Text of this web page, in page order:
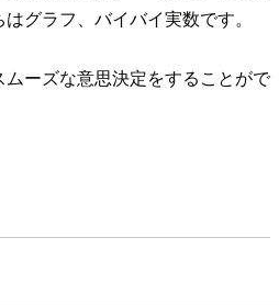
グラフ、バイバイ実数です。
ーズな意思決定をすることがで